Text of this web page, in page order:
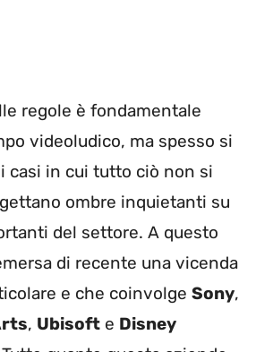
regole è fondamentale
videoludico, ma spesso si
casi in cui tutto ciò non si
ombre inquietanti su
del settore. A questo
di recente una vicenda
e che coinvolge Sony,
, Ubisoft e Disney